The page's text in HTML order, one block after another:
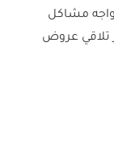
مشاكل
تلاقي عروض